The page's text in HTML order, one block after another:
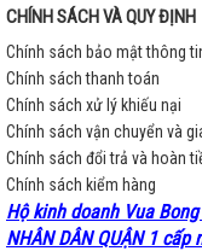
CHÍNH SÁCH VÀ QUY ĐỊNH
Chính sách bảo mật thông
Chính sách thanh toán
Chính sách xử lý khiếu nại
Chính sách vận chuyển và
Chính sách đổi trả và hoàn
Chính sách kiểm hàng
Hộ kinh doanh Vua
NHÂN DÂN QUẬN 1